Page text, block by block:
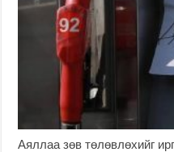
Аяллаа зөв төлөвлөхийг